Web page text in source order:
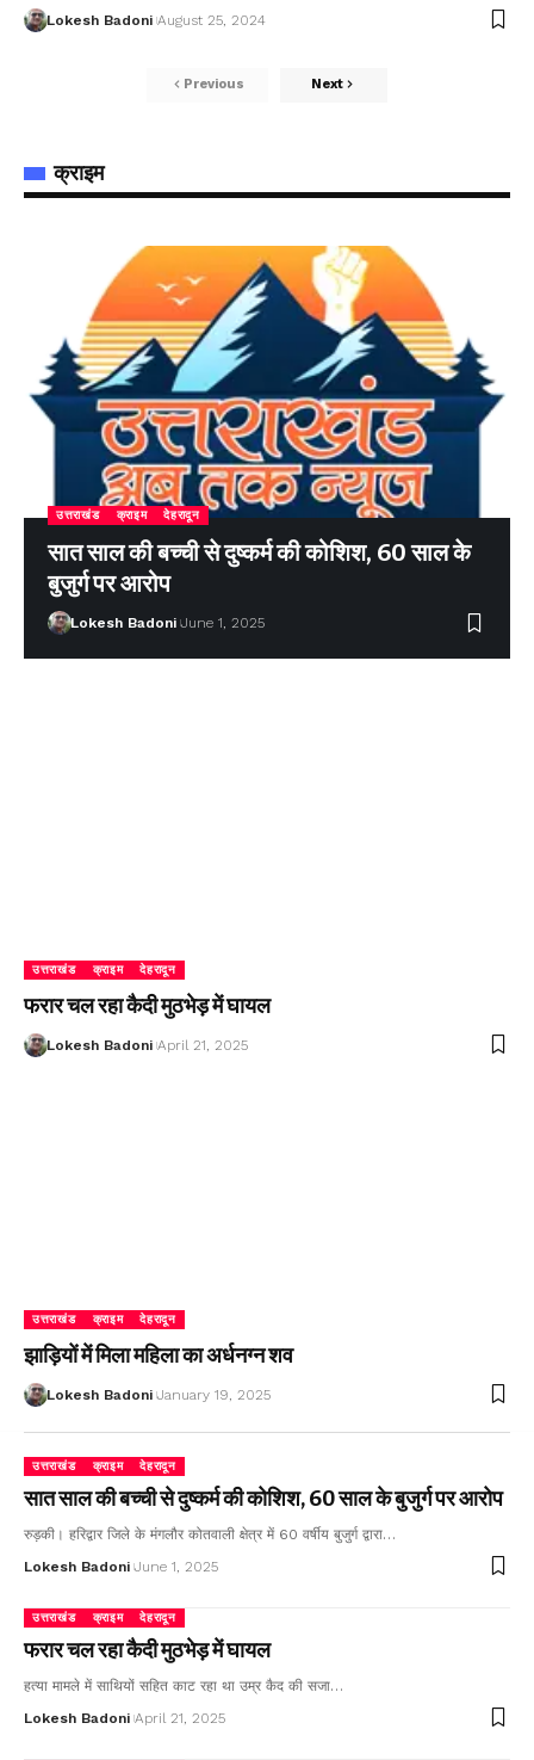
Lokesh Badoni August 25, 2024
Previous Next
क्राइम
उत्तराखंड क्राइम देहरादून
सात साल की बच्ची से दुष्कर्म की कोशिश, 60 साल के
बुजुर्ग पर आरोप
Lokesh Badoni June 1, 2025
उत्तराखंड क्राइम देहरादून
फरार चल रहा कैदी मुठभेड़ में घायल
Lokesh Badoni April 21, 2025
उत्तराखंड क्राइम देहरादून
झाड़ियों में मिला महिला का अर्धनग्न शव
Lokesh Badoni January 19, 2025
उत्तराखंड क्राइम देहरादून
सात साल की बच्ची से दुष्कर्म की कोशिश, 60 साल के बुजुर्ग पर आरोप
रुड़की। हरिद्वार जिले के मंगलौर कोतवाली क्षेत्र में 60 वर्षीय बुजुर्ग द्वारा…
Lokesh Badoni June 1, 2025
उत्तराखंड क्राइम देहरादून
फरार चल रहा कैदी मुठभेड़ में घायल
हत्या मामले में साथियों सहित काट रहा था उम्र कैद की सजा…
Lokesh Badoni April 21, 2025